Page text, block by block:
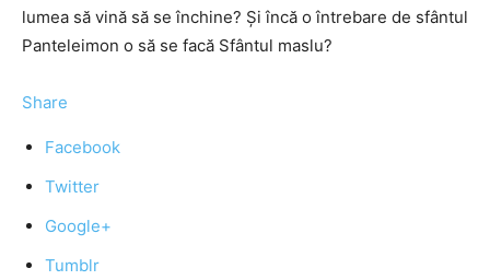
lumea să vină să se închine? Şi încă o întrebare de sfântul
Panteleimon o să se facă Sfântul maslu?
Share
Facebook
Twitter
Google+
Tumblr